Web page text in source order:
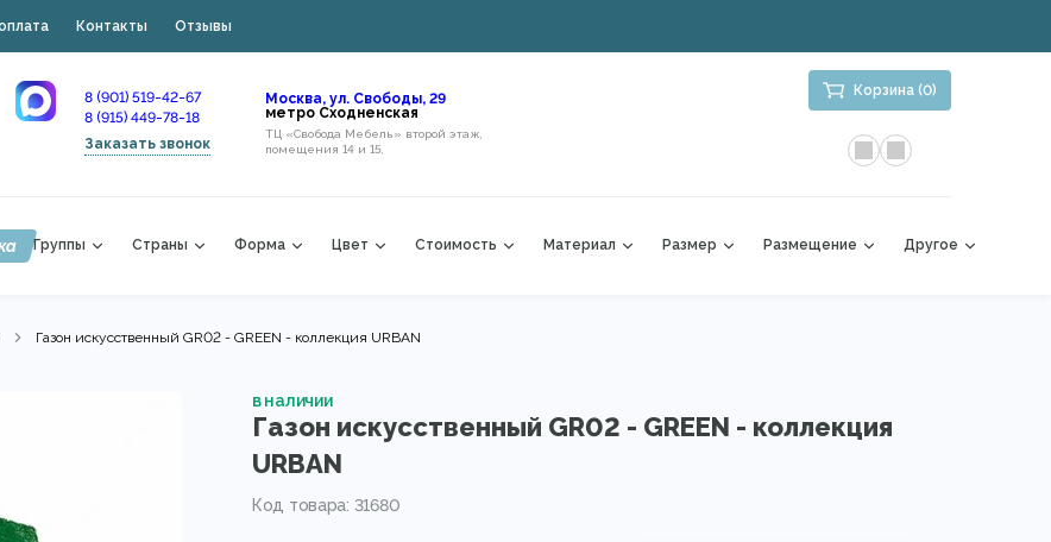
Контакты Отзывы
8 (901) 519-42-67
8 (915) 449-78-18
Заказать звонок
Москва, ул. Свободы, 29
метро Сходненская
ТЦ «Свобода Мебель» второй этаж,
помещения 14 и 15,
Корзина (0)
Группы Страны Форма Цвет Стоимость Материал Размер Размещение Другое
Газон искусственный GR02 - GREEN - коллекция URBAN
в наличии
Газон искусственный GR02 - GREEN - коллекция
URBAN
Код товара: 31680